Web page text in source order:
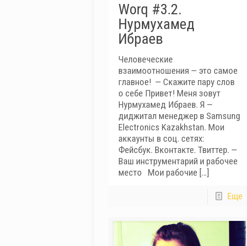
Worq #3.2.
Нурмухамед
Ибраев
Человеческие
взаимоотношения — это самое
главное! — Скажите пару слов
о себе Привет! Меня зовут
Нурмухамед Ибраев. Я —
диджитал менеджер в Samsung
Electronics Kazakhstan. Мои
аккаунты в соц. сетях:
Фейсбук. Вконтакте. Твиттер. —
Ваш инструментарий и рабочее
место Мои рабочие […]
Еще